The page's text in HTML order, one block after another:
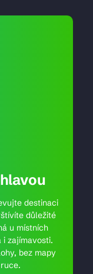
destinaci
důležité
u místních
zajímavosti.
bez mapy